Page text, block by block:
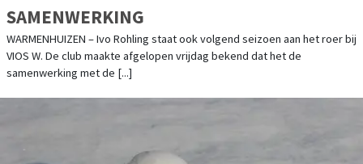
SAMENWERKING
WARMENHUIZEN – Ivo Rohling staat ook volgend seizoen aan het roer bij
VIOS W. De club maakte afgelopen vrijdag bekend dat het de
samenwerking met de [...]